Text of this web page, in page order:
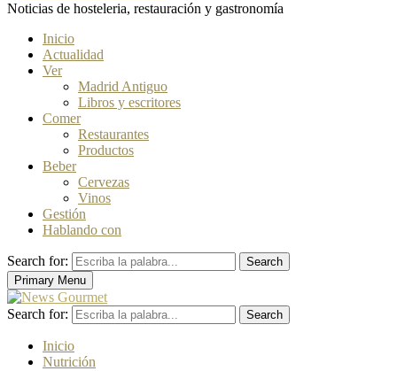
Noticias de hosteleria, restauración y gastronomía
Inicio
Actualidad
Ver
Madrid Antiguo
Libros y escritores
Comer
Restaurantes
Productos
Beber
Cervezas
Vinos
Gestión
Hablando con
Search for:
Search
Primary Menu
Search for: Search
Inicio
Nutrición